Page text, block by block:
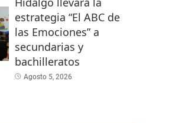
estrategia “El ABC de
las Emociones” a
secundarias y
bachilleratos
Agosto 5, 2026